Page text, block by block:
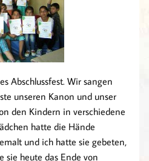
Abschlussfest. Wir sangen
unseren Kanon und unser
den Kindern in verschiedene
hatte die Hände
und ich hatte sie gebeten,
sie heute das Ende von